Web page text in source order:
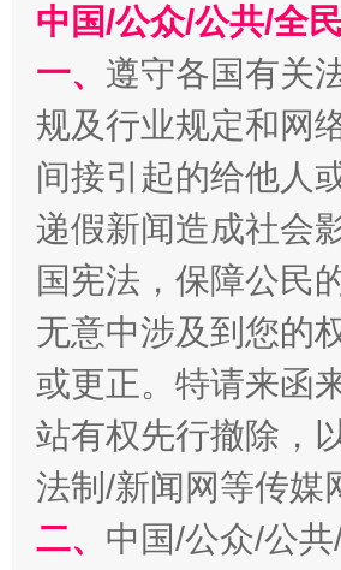
千年窑火 生生不息
揭开“小金库”的免责幌子
中国/公众/公共/全
一、 遵守各国有关
规及行业规定和网
间接引起的给他人
递假新闻造成社会
国宪法，保障公民
无意中涉及到您的
或更正。特请来函
站有权先行撤除，
法制/新闻网等传媒
二、 中国/公众/公